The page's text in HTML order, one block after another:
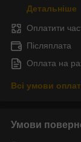
Детальніше
Оплатити
Післяплата
Оплата на
Всі умови
Умови